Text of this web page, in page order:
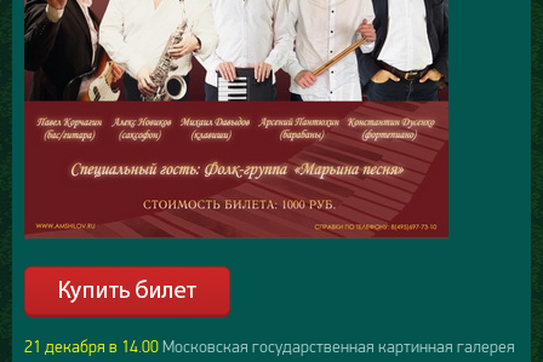
21 декабря в 14.00Московская государственная картинная галерея